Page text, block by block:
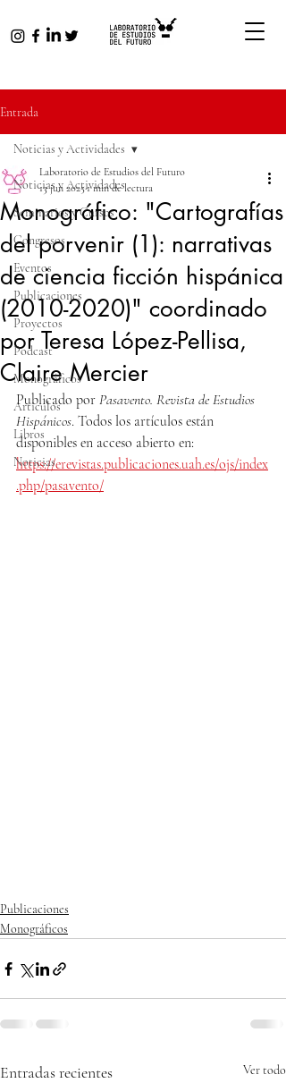
Entrada
Noticias y Actividades
Seminarios y Cursos
Congresos
Eventos
Publicaciones
Proyectos
Podcast
Monográficos
Articulos
Libros
Noticias
Noticias y Actividades
Monográfico: "Cartografías
del porvenir (1): narrativas
de ciencia ficción hispánica
(2010-2020)" coordinado
por Teresa López-Pellisa,
Claire Mercier
Laboratorio de Estudios del Futuro
13 jun 20251 min de lectura
Publicado por Pasavento. Revista de Estudios
Hispánicos. Todos los artículos están
disponibles en acceso abierto en:
https://erevistas.publicaciones.uah.es/ojs/index
.php/pasavento/
Publicaciones
Monográficos
Entradas recientes Ver todo